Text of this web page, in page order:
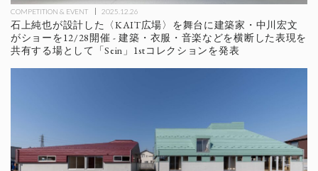
COMPETITION & EVENT 2025.12.26
石上純也が設計した〈KAIT広場〉を舞台に建築家・中川宏文
がショーを12/28開催 - 建築・衣服・音楽などを横断した表現を
共有する場として「Sein」1stコレクションを発表